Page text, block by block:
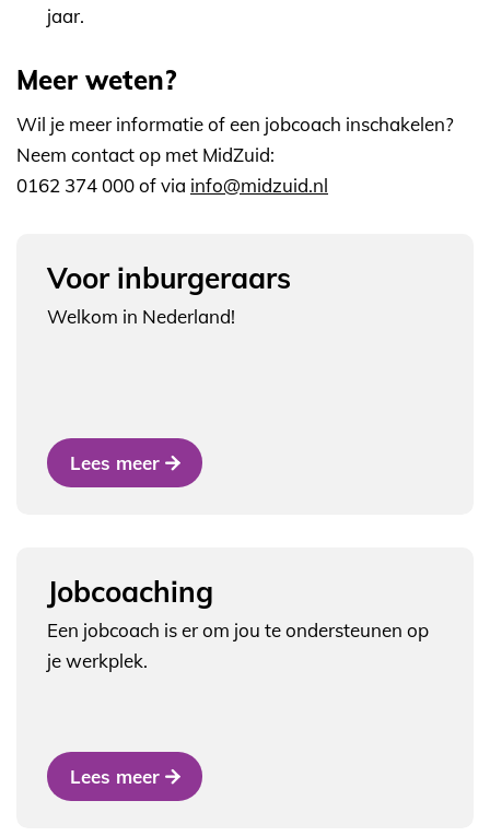
jaar.
Meer weten?
Wil je meer informatie of een jobcoach inschakelen?
Neem contact op met MidZuid:
0162 374 000 of via info@midzuid.nl
Voor inburgeraars
Welkom in Nederland!
Lees meer
Jobcoaching
Een jobcoach is er om jou te ondersteunen op
je werkplek.
Lees meer